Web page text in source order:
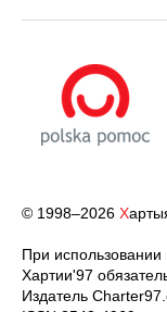
© 1998–2026 Х
При
Хартии'97
Издатель